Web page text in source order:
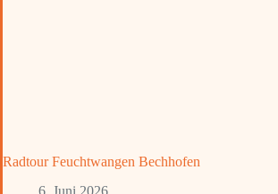
Radtour Feuchtwangen Bechhofen
6. Juni 2026